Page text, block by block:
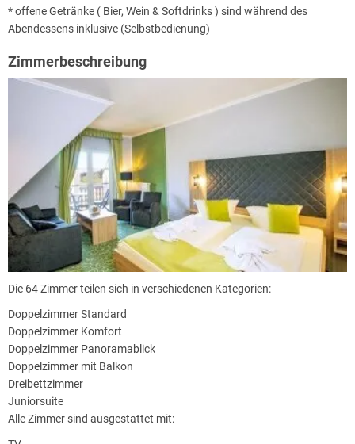
* offene Getränke ( Bier, Wein & Softdrinks ) sind während des
Abendessens inklusive (Selbstbedienung)
Zimmerbeschreibung
Die 64 Zimmer teilen sich in verschiedenen Kategorien:
Doppelzimmer Standard
Doppelzimmer Komfort
Doppelzimmer Panoramablick
Doppelzimmer mit Balkon
Dreibettzimmer
Juniorsuite
Alle Zimmer sind ausgestattet mit: